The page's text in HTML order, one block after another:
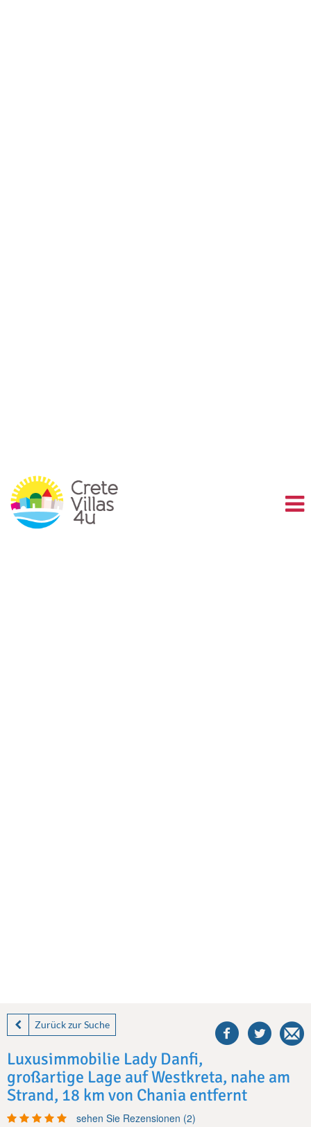
Zurück zur Suche
this
villa
Luxusimmobilie Lady Danfi,
großartige Lage auf Westkreta, nahe am
Strand, 18 km von Chania entfernt
sehen Sie Rezensionen (2)